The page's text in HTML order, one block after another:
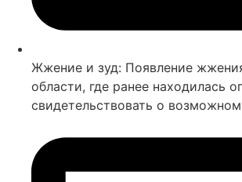
Жжение и зуд: Появление
области, где ранее находилась
свидетельствовать о